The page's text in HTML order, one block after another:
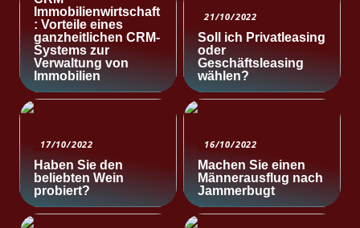
Immobilienwirtschaft
: Vorteile eines
ganzheitlichen CRM-
Systems zur
Verwaltung von
Immobilien
21/10/2022
Soll ich Privatleasing
oder
Geschäftsleasing
wählen?
17/10/2022
Haben Sie den
beliebten Wein
probiert?
16/10/2022
Machen Sie einen
Männerausflug nach
Jammerbugt